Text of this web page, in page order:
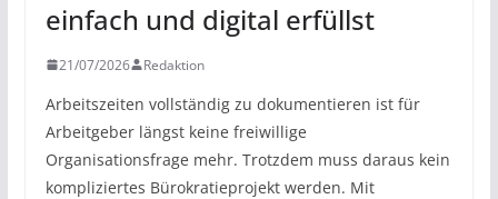
einfach und digital erfüllst
21/07/2026 Redaktion
Arbeitszeiten vollständig zu dokumentieren ist für
Arbeitgeber längst keine freiwillige
Organisationsfrage mehr. Trotzdem muss daraus kein
kompliziertes Bürokratieprojekt werden. Mit